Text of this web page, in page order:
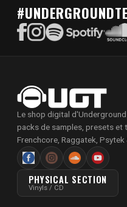
Le shop digital d'Underground
packs de samples, presets et
Frenchcore, Raggatek, Psytek
PHYSICAL SECTION
Vinyls / CD